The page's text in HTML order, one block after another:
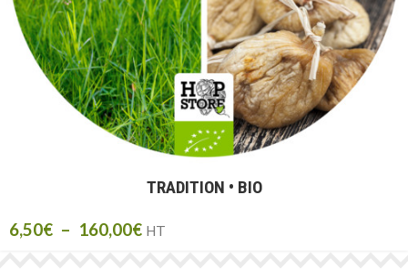
TRADITION • BIO
6,50€ – 160,00€ HT